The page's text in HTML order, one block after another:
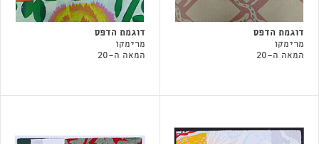
דוגמת הדפס
מרימקו
המאה ה-20
דוגמת הדפס
מרימקו
המאה ה-20